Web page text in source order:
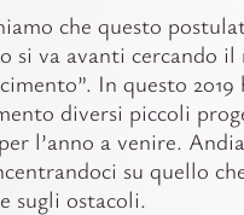
che questo
si va avanti cercando il
In questo 2019
diversi piccoli
l’anno a venire.
su quello
sugli ostacoli.